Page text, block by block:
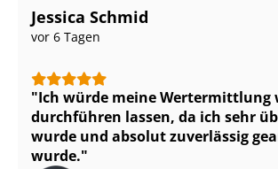
Jessica Schmid
vor 6 Tagen
Ich würde meine Wertermittlung
durchführen lassen, da ich sehr
wurde und absolut zuverlässig
wurde.